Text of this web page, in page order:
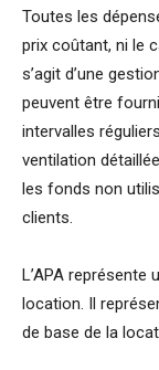
Toutes les
prix coûtant, ni le
s’agit d’une
peuvent être
intervalles
ventilation
les fonds non
clients.
L’APA
location. Il
de base de la